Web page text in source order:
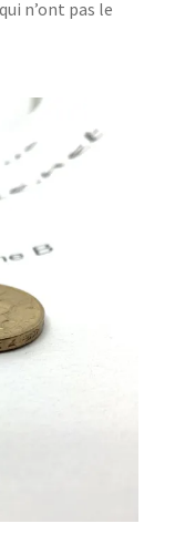
n’ont pas le